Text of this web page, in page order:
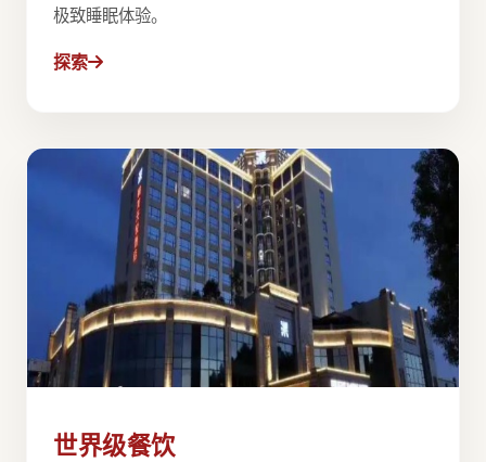
极致睡眠体验。
探索
世界级餐饮